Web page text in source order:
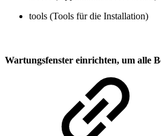
tools (Tools für die Installation)
Wartungsfenster einrichten, um alle